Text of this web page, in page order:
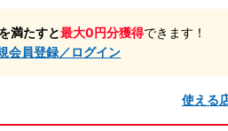
満たすと最大0円分獲得できます！
会員登録／ログイン
使える